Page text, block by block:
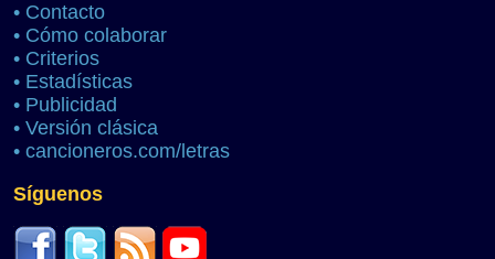
• Contacto
• Cómo colaborar
• Criterios
• Estadísticas
• Publicidad
• Versión clásica
• cancioneros.com/letras
Síguenos